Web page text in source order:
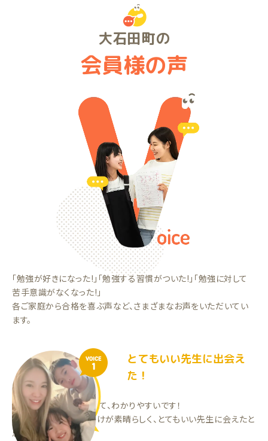
大石田町の
会員様の声
「勉強が好きになった!」「勉強する習慣がついた!」「勉強に対して
苦手意識がなくなった!」
各ご家庭から合格を喜ぶ声など、さまざまなお声をいただいてい
ます。
VOICE
1
とてもいい先生に出会え
た！
先生が優しく教えてくれて、わかりやすいです！
やる気がない時も声掛けが素晴らしく、とてもいい先生に会えたと
思ってます！